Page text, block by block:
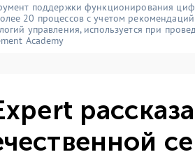
поддержки функционирования
20 процессов с учетом
управления, используется при
Academy